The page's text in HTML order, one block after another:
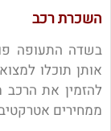
השכרת רכב
בשדה התעופה
אותן תוכלו
להזמין את
ממחירים